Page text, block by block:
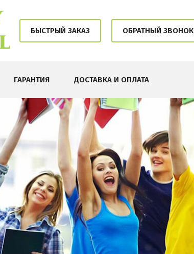
БЫСТРЫЙ ЗАКАЗ ОБРАТНЫЙ ЗВОНОК
ГАРАНТИЯ ДОСТАВКА И ОПЛАТА